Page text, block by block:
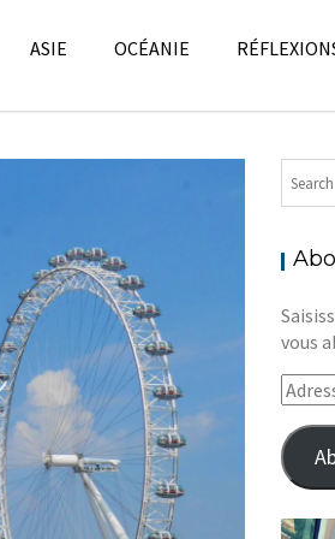
ASIE OCÉANIE
vous
e-
mail